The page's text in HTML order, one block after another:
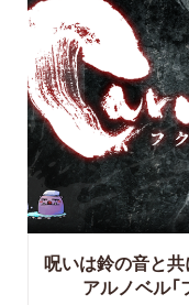
呪いは鈴の音と
アルノベル「